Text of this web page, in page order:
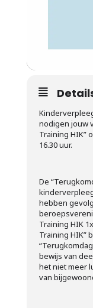
nodigen jouw
Training HIK”
16.30 uur.
De
hebben
Training HIK
Training HIK”
bewijs van
het niet meer
van